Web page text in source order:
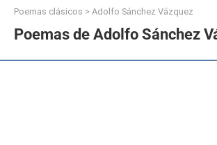
Poemas clásicos > Adolfo Sánchez Vázquez
Poemas de Adolfo Sánchez